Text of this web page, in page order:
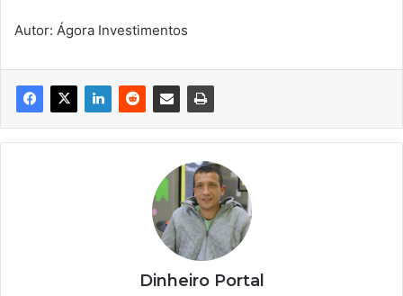
Autor: Ágora Investimentos
Dinheiro Portal